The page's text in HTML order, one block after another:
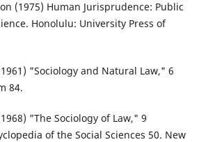
(1975) Human Jurisprudence: Public
Honolulu: University Press of
"Sociology and Natural Law," 6
84.
"The Sociology of Law," 9
of the Social Sciences 50. New